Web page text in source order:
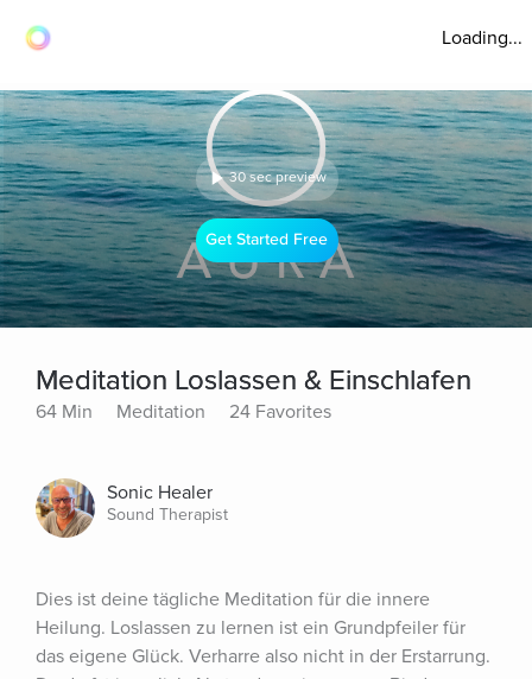
Loading...
30 sec preview
Get Started Free
Meditation Loslassen & Einschlafen
64 Min Meditation 24 Favorites
Sonic Healer
Sound Therapist
Dies ist deine tägliche Meditation für die innere
Heilung. Loslassen zu lernen ist ein Grundpfeiler für
das eigene Glück. Verharre also nicht in der Erstarrung.